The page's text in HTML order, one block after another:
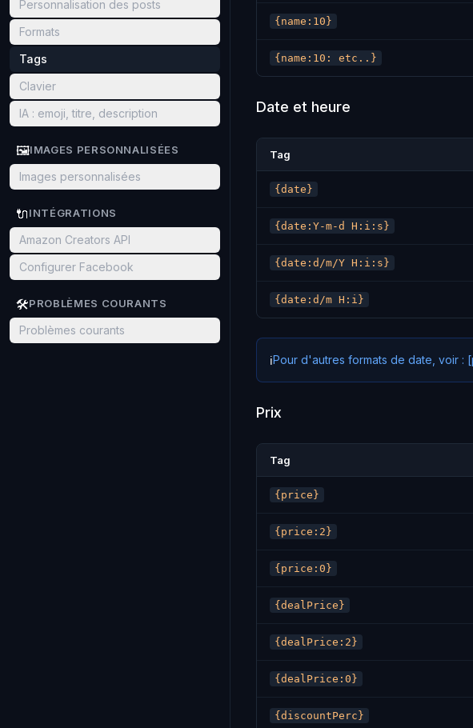
Personnalisation des posts
Formats
Tags
Clavier
IA : emoji, titre, description
🖼️IMAGES PERSONNALISÉES
Images personnalisées
🔌INTÉGRATIONS
Amazon Creators API
Configurer Facebook
🛠️PROBLÈMES COURANTS
Problèmes courants
{name:10}
{name:10: etc..}
Date et heure
Tag
{date}
{date:Y-m-d H:i:s}
{date:d/m/Y H:i:s}
{date:d/m H:i}
ℹ️Pour d'autres formats de date, voir :
Prix
Tag
{price}
{price:2}
{price:0}
{dealPrice}
{dealPrice:2}
{dealPrice:0}
{discountPerc}